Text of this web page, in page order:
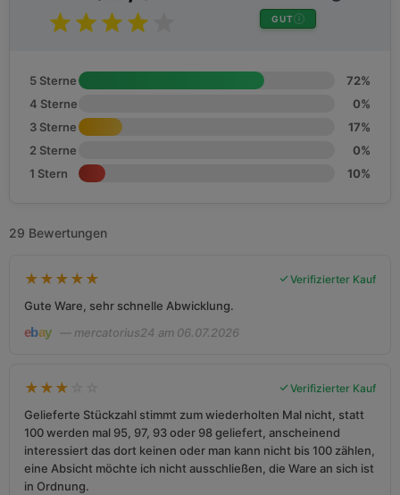
GUT
5 Sterne
72%
4 Sterne
0%
3 Sterne
17%
2 Sterne
0%
1 Stern
10%
29 Bewertungen
★ ★ ★ ★ ★ Verifizierter Kauf
Gute Ware, sehr schnelle Abwicklung.
— mercatorius24 am 06.07.2026
★ ★ ★ Verifizierter Kauf
Gelieferte Stückzahl stimmt zum wiederholten Mal nicht, statt
100 werden mal 95, 97, 93 oder 98 geliefert, anscheinend
interessiert das dort keinen oder man kann nicht bis 100 zählen,
eine Absicht möchte ich nicht ausschließen, die Ware an sich ist
in Ordnung.